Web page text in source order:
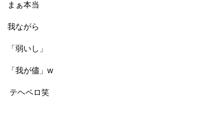
まぁ本当
我ながら
「弱いし」
「我が儘」w
テヘペロ笑